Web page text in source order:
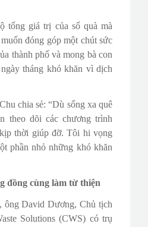
tổng giá trị của số quà mà
đóng góp một chút sức
thành phố và mong bà con
tháng khó khăn vì dịch
chia sẻ: “Dù sống xa quê
theo dõi các chương trình
thời giúp đỡ. Tôi hi vọng
phần nhỏ những khó khăn
đồng cùng làm từ thiện
ông David Dương, Chủ tịch
Solutions (CWS) có trụ